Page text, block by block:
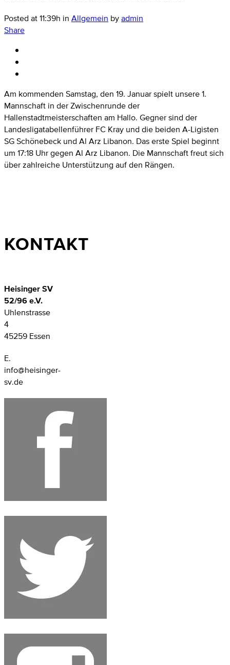
Posted at 11:39h in Allgemein byadmin
Share
Am kommenden Samstag, den 19. Januar spielt unsere 1.
Mannschaft in der Zwischenrunde der
Hallenstadtmeisterschaften am Hallo. Gegner sind der
Landesligatabellenführer FC Kray und die beiden A-Ligisten
SG Schönebeck und Al Arz Libanon. Das erste Spiel beginnt
um 17:18 Uhr gegen Al Arz Libanon. Die Mannschaft freut sich
über zahlreiche Unterstützung auf den Rängen.
KONTAKT
Heisinger SV
52/96 e.V.
Uhlenstrasse
4
45259 Essen
E.
info@heisinger-
sv.de